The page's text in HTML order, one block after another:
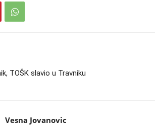
TOŠK slavio u Travniku
Vesna Jovanovic